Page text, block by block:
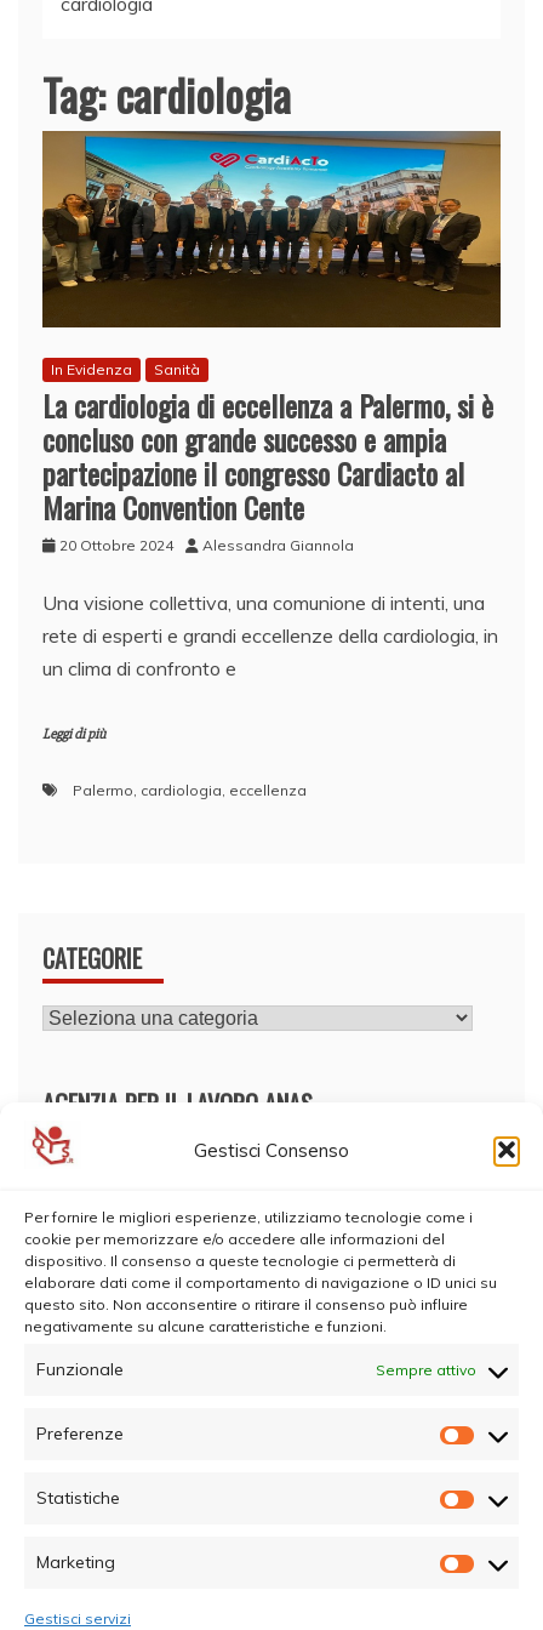
Gestisci Consenso
Per fornire le migliori esperienze, utilizziamo tecnologie come i
cookie per memorizzare e/o accedere alle informazioni del
dispositivo. Il consenso a queste tecnologie ci permetterà di
elaborare dati come il comportamento di navigazione o ID unici su
questo sito. Non acconsentire o ritirare il consenso può influire
negativamente su alcune caratteristiche e funzioni.
Funzionale Sempre attivo
Preferenze
Statistiche
Marketing
Gestisci servizi
Tag:cardiologia
In Evidenza Sanità
La cardiologia di eccellenza a Palermo, si è
concluso con grande successo e ampia
partecipazione il congresso Cardiacto al
Marina Convention Cente
20 Ottobre 2024 Alessandra Giannola
Una visione collettiva, una comunione di intenti, una
rete di esperti e grandi eccellenze della cardiologia, in
un clima di confronto e
Leggi di più
Palermo, cardiologia, eccellenza
CATEGORIE
CATEGORIE
AGENZIA PER IL LAVORO ANAS